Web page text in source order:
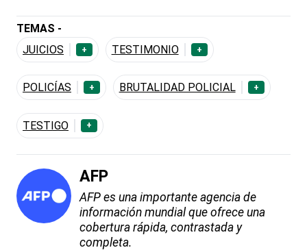
TEMAS -
JUICIOS
+ TESTIMONIO +
POLICÍAS + BRUTALIDAD POLICIAL +
TESTIGO +
AFP
AFP es una importante agencia de
información mundial que ofrece una
cobertura rápida, contrastada y
completa.